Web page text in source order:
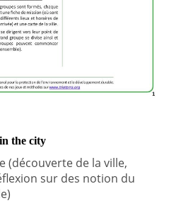
the city
(découverte de la ville,
sur des notion du